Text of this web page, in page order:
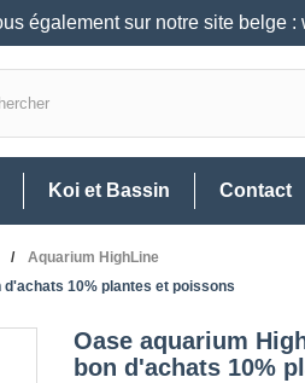
également sur notre site belge :
Koi et Bassin Contact
Aquarium HighLine
d'achats 10% plantes et poissons
Oase aquarium
bon d'achats 10%